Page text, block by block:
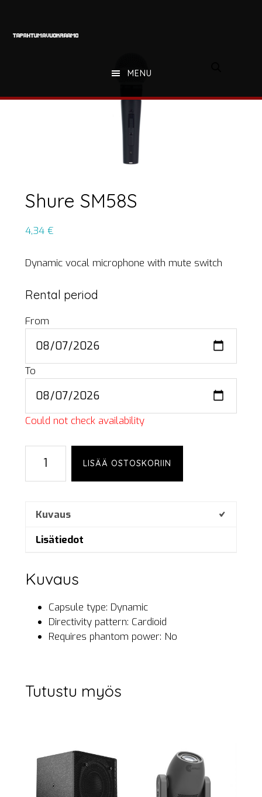
sivupalkkiin
MENU
Shure SM58S
4,34 €
Dynamic vocal microphone with mute switch
Rental period
From
To
Could not check availability
SM58S
määrä
LISÄÄ OSTOSKORIIN
Kuvaus
Lisätiedot
Kuvaus
Capsule type: Dynamic
Directivity pattern: Cardioid
Requires phantom power: No
Tutustu myös